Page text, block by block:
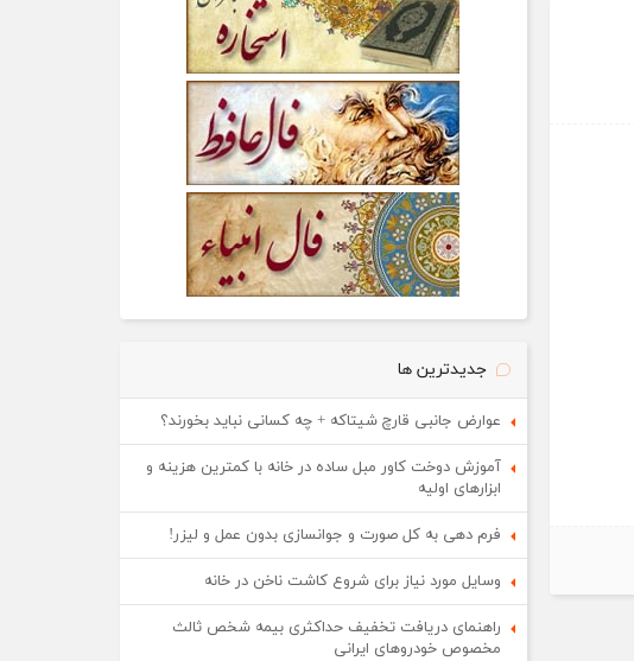
جدیدترین ها
عوارض جانبی قارچ شیتاکه + چه کسانی نباید بخورند؟
آموزش دوخت کاور مبل ساده در خانه با کمترین هزینه و
ابزارهای اولیه
فرم دهی به کل صورت و جوانسازی بدون عمل و لیزر!
وسایل مورد نیاز برای شروع کاشت ناخن در خانه
راهنمای دریافت تخفیف حداکثری بیمه شخص ثالث
مخصوص خودروهای ایرانی